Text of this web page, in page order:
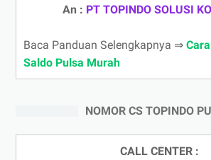
An : PT TOPINDO SOLUSI
Baca Panduan Selengkapnya ⇒
Saldo Pulsa Murah
NOMOR CS TOPINDO
CALL CENTER :